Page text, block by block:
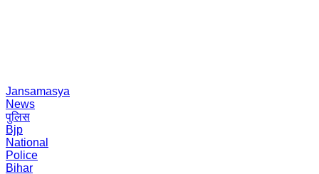
Jansamasya
News
पुलिस
Bjp
National
Police
Bihar